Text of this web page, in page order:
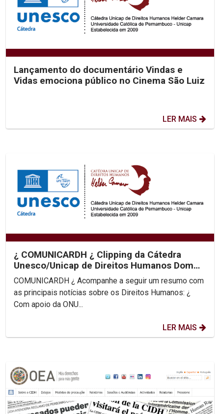
Lançamento do documentário Vindas e
Vidas emociona público no Cinema São Luiz
LER MAIS
¿ COMUNICARDH ¿ Clipping da Cátedra
Unesco/Unicap de Direitos Humanos Dom
Helder Camara
COMUNICARDH ¿ Acompanhe a seguir um resumo com
as principais notícias sobre os Direitos Humanos: ¿
Com apoio da ONU...
LER MAIS